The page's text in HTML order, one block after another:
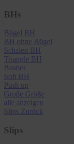
BHs
Bügel BH
BH ohne Bügel
Schalen BH
Triangle BH
Bustier
Soft BH
Push up
Große Größe
alle anzeigen
Slips Zurück
Slips